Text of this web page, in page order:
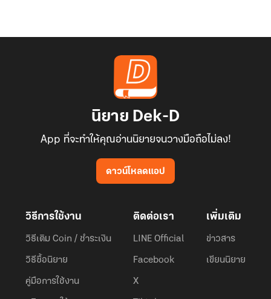
นิยาย Dek-D
App ที่จะทำให้คุณอ่านนิยายจนวางมือถือไม่ลง!
ดาวน์โหลดแอป
วิธีการใช้งาน
วิธีเติม Coin / ชำระเงิน
วิธีซื้อนิยาย
คู่มือการใช้งาน
ติดต่อเรา
LINE Official
Facebook
X
เพิ่มเติม
ข่าวสาร
เขียนนิยาย